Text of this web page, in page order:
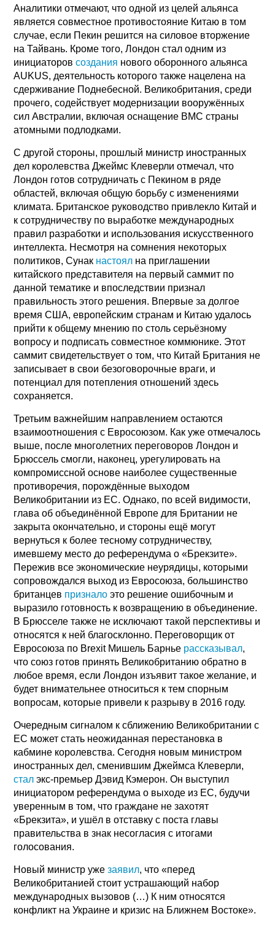
Аналитики отмечают, что одной из целей альянса
является совместное противостояние Китаю в том
случае, если Пекин решится на силовое вторжение
на Тайвань. Кроме того, Лондон стал одним из
инициаторовсоздания нового оборонного альянса
AUKUS, деятельность которого также нацелена на
сдерживание Поднебесной. Великобритания, среди
прочего, содействует модернизации вооружённых
сил Австралии, включая оснащение ВМС страны
атомными подлодками.
С другой стороны, прошлый министр иностранных
дел королевства Джеймс Клеверли отмечал, что
Лондон готов сотрудничать с Пекином в ряде
областей, включая общую борьбу с изменениями
климата. Британское руководство привлекло Китай и
к сотрудничеству по выработке международных
правил разработки и использования искусственного
интеллекта. Несмотря на сомнения некоторых
политиков, Сунак настоял на приглашении
китайского представителя на первый саммит по
данной тематике и впоследствии признал
правильность этого решения. Впервые за долгое
время США, европейским странам и Китаю удалось
прийти к общему мнению по столь серьёзному
вопросу и подписать совместное коммюнике. Этот
саммит свидетельствует о том, что Китай Британия не
записывает в свои безоговорочные враги, и
потенциал для потепления отношений здесь
сохраняется.
Третьим важнейшим направлением остаются
взаимоотношения с Евросоюзом. Как уже отмечалось
выше, после многолетних переговоров Лондон и
Брюссель смогли, наконец, урегулировать на
компромиссной основе наиболее существенные
противоречия, порождённые выходом
Великобритании из ЕС. Однако, по всей видимости,
глава об объединённой Европе для Британии не
закрыта окончательно, и стороны ещё могут
вернуться к более тесному сотрудничеству,
имевшему место до референдума о «Брекзите».
Пережив все экономические неурядицы, которыми
сопровождался выход из Евросоюза, большинство
британцев признало это решение ошибочным и
выразило готовность к возвращению в объединение.
В Брюсселе также не исключают такой перспективы и
относятся к ней благосклонно. Переговорщик от
Евросоюза по Brexit Мишель Барнье рассказывал,
что союз готов принять Великобританию обратно в
любое время, если Лондон изъявит такое желание, и
будет внимательнее относиться к тем спорным
вопросам, которые привели к разрыву в 2016 году.
Очередным сигналом к сближению Великобритании с
ЕС может стать неожиданная перестановка в
кабмине королевства. Сегодня новым министром
иностранных дел, сменившим Джеймса Клеверли,
стал экс-премьер Дэвид Кэмерон. Он выступил
инициатором референдума о выходе из ЕС, будучи
уверенным в том, что граждане не захотят
«Брекзита», и ушёл в отставку с поста главы
правительства в знак несогласия с итогами
голосования.
Новый министр ужезаявил, что «перед
Великобританией стоит устрашающий набор
международных вызовов (…) К ним относятся
конфликт на Украине и кризис на Ближнем Востоке».